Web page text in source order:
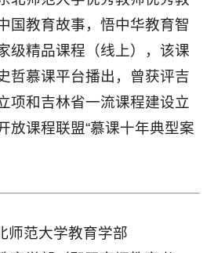
国教育故事，悟中华教育智
级精品课程（线上），该课
哲慕课平台播出，曾获评吉
项和吉林省一流课程建设立
放课程联盟“慕课十年典型案
师范大学教育学部